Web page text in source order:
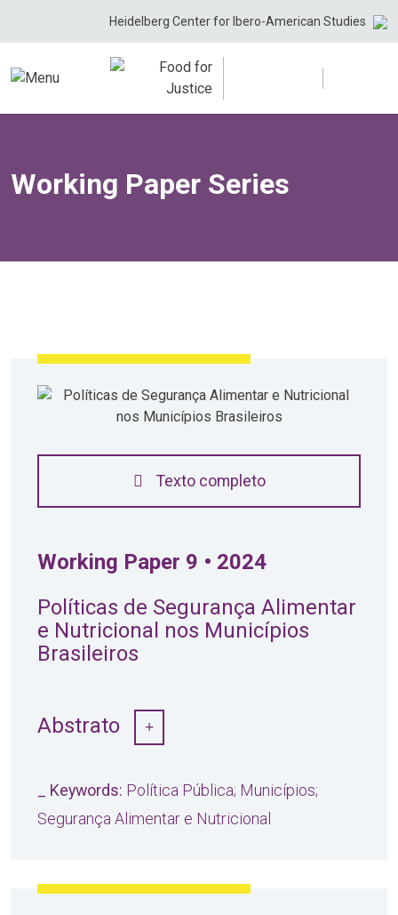
Heidelberg Center for Ibero-American Studies
Working Paper Series
Texto completo
Working Paper 9 • 2024
Políticas de Segurança Alimentar
e Nutricional nos Municípios
Brasileiros
Abstrato
_ Keywords: Política Pública; Municípios;
Segurança Alimentar e Nutricional